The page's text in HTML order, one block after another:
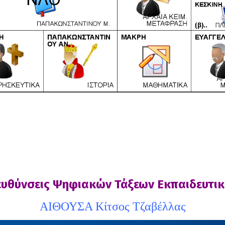
Ψηφιακών Τάξεων
ΑΙΘΟΥΣΑ Κίτσος Τζαβέλλας